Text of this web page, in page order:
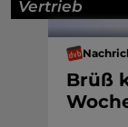
Vertrieb
Brüß